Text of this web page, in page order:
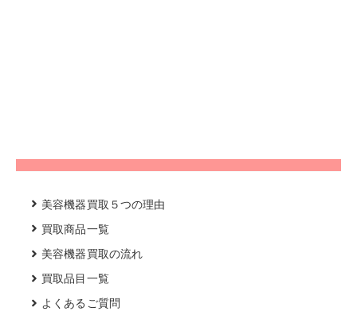
美容機器買取５つの理由
買取商品一覧
美容機器買取の流れ
買取品目一覧
よくあるご質問